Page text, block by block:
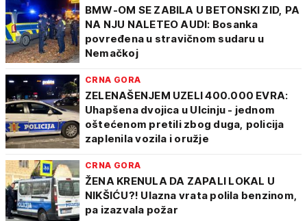
BMW-OM SE ZABILA U BETONSKI ZID, PA
NA NJU NALETEO AUDI: Bosanka
povređena u stravičnom sudaru u
Nemačkoj
CRNA GORA
ZELENAŠENJEM UZELI 400.000 EVRA:
Uhapšena dvojica u Ulcinju - jednom
oštećenom pretili zbog duga, policija
zaplenila vozila i oružje
CRNA GORA
ŽENA KRENULA DA ZAPALI LOKAL U
NIKŠIĆU?! Ulazna vrata polila benzinom,
pa izazvala požar